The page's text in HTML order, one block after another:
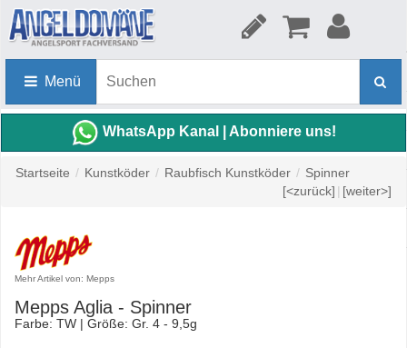
Menü
WhatsApp Kanal | Abonniere uns!
Startseite / Kunstköder / Raubfisch Kunstköder / Spinner
[<zurück] | [weiter>]
Mehr Artikel von: Mepps
Mepps Aglia - Spinner
Farbe: TW | Größe: Gr. 4 - 9,5g